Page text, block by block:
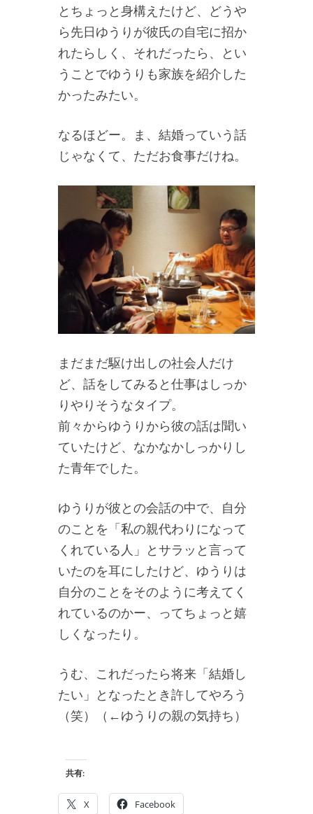
とちょっと身構えたけど、どうや
ら先日ゆうりが彼氏の自宅に招か
れたらしく、それだったら、とい
うことでゆうりも家族を紹介した
かったみたい。
なるほどー。ま、結婚っていう話
じゃなくて、ただお食事だけね。
まだまだ駆け出しの社会人だけ
ど、話をしてみると仕事はしっか
りやりそうなタイプ。
前々からゆうりから彼の話は聞い
ていたけど、なかなかしっかりし
た青年でした。
ゆうりが彼との会話の中で、自分
のことを「私の親代わりになって
くれている人」とサラッと言って
いたのを耳にしたけど、ゆうりは
自分のことをそのように考えてく
れているのかー、ってちょっと嬉
しくなったり。
うむ、これだったら将来「結婚し
たい」となったとき許してやろう
（笑）（←ゆうりの親の気持ち）
共有:
X Facebook